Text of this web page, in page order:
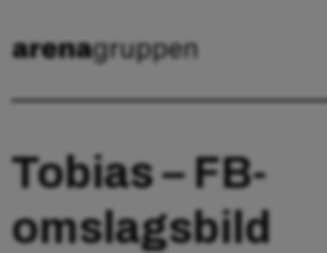
Tobias – FB-
omslagsbild